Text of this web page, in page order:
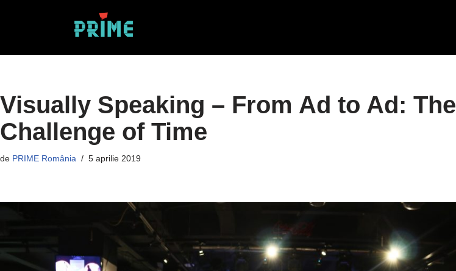
Visually Speaking – From Ad to Ad: The
Challenge of Time
de PRIME România 5 aprilie 2019